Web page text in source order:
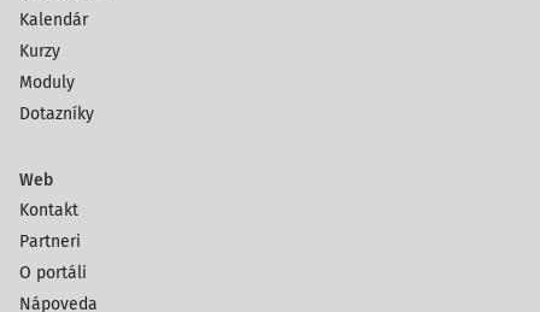
Kalendár
Kurzy
Moduly
Dotazníky
Web
Kontakt
Partneri
O portáli
Nápoveda